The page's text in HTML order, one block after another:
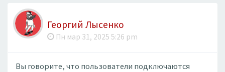
Георгий Лысенко
Пн мар 31, 2025 5:26 pm
Вы говорите, что пользователи подключаются